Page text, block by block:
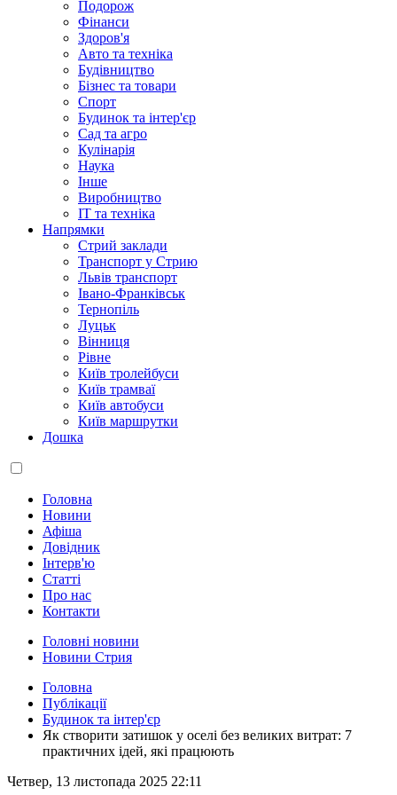
Подорож
Фінанси
Здоров'я
Авто та техніка
Будівництво
Бізнес та товари
Спорт
Будинок та інтер'єр
Сад та агро
Кулінарія
Наука
Інше
Виробництво
IT та техніка
Напрямки
Стрий заклади
Транспорт у Стрию
Львів транспорт
Івано-Франківськ
Тернопіль
Луцьк
Вінниця
Рівне
Київ тролейбуси
Київ трамваї
Київ автобуси
Київ маршрутки
Дошка
Головна
Новини
Афіша
Довідник
Інтерв'ю
Статті
Про нас
Контакти
Головні новини
Новини Стрия
Головна
Публікації
Будинок та інтер'єр
Як створити затишок у оселі без великих витрат: 7
практичних ідей, які працюють
Четвер, 13 листопада 2025 22:11